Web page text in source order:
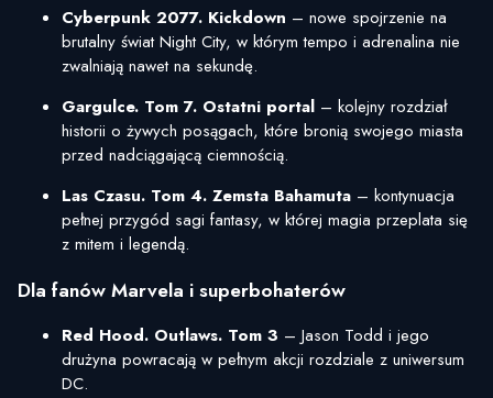
Cyberpunk 2077. Kickdown – nowe spojrzenie na
brutalny świat Night City, w którym tempo i adrenalina nie
zwalniają nawet na sekundę.
Gargulce. Tom 7. Ostatni portal – kolejny rozdział
historii o żywych posągach, które bronią swojego miasta
przed nadciągającą ciemnością.
Las Czasu. Tom 4. Zemsta Bahamuta – kontynuacja
pełnej przygód sagi fantasy, w której magia przeplata się
z mitem i legendą.
Dla fanów Marvela i superbohaterów
Red Hood. Outlaws. Tom 3 – Jason Todd i jego
drużyna powracają w pełnym akcji rozdziale z uniwersum
DC.